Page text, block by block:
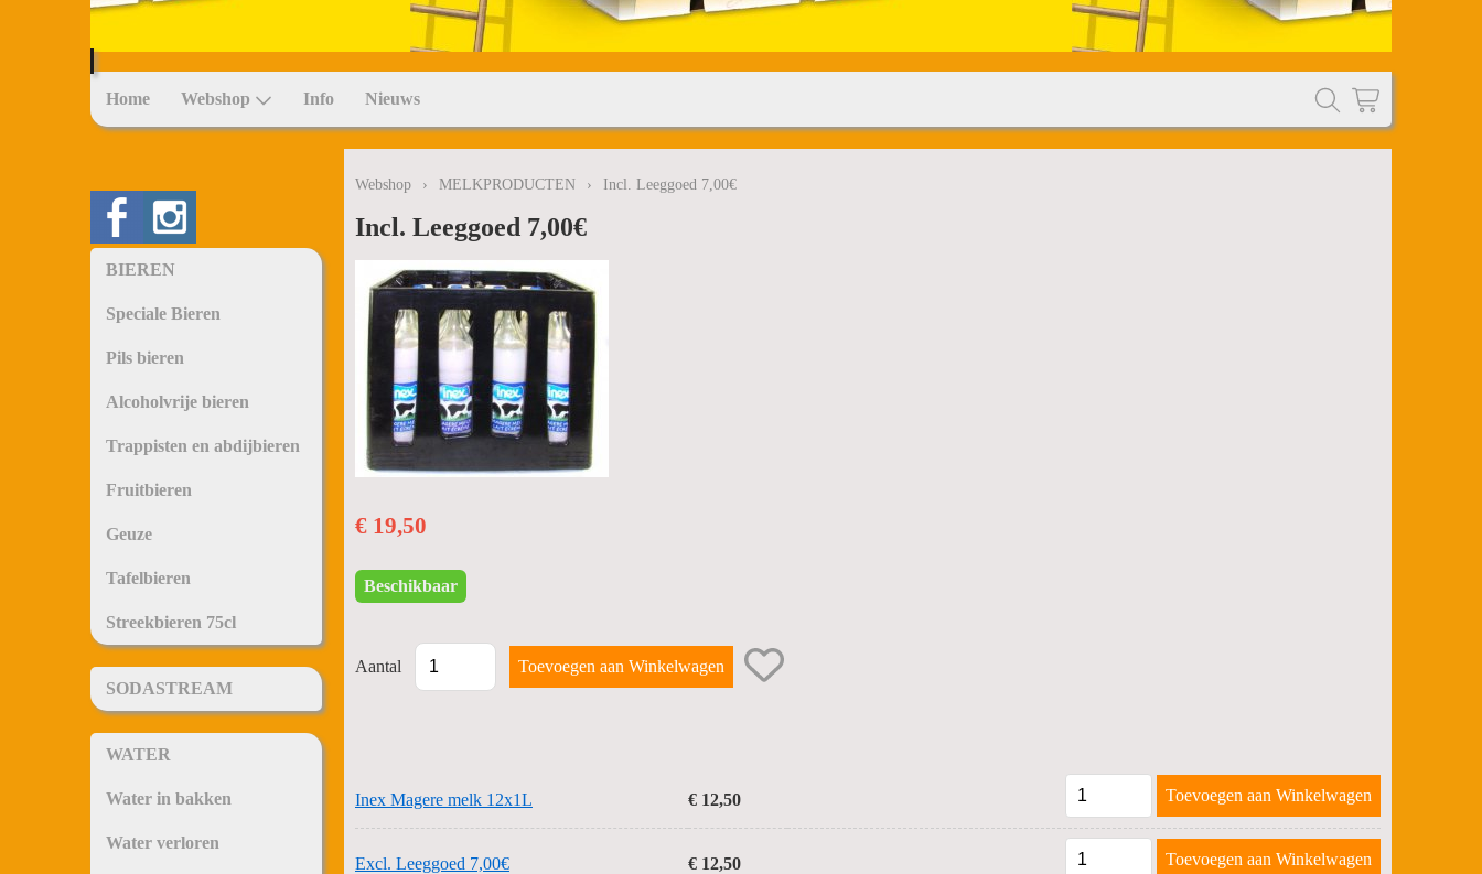
Home Webshop Info Nieuws
BIEREN
Speciale Bieren
Pils bieren
Alcoholvrije bieren
Trappisten en abdijbieren
Fruitbieren
Geuze
Tafelbieren
Streekbieren 75cl
SODASTREAM
WATER
Water in bakken
Water verloren
Webshop › MELKPRODUCTEN › Incl. Leeggoed 7,00€
Incl. Leeggoed 7,00€
€ 19,50
Beschikbaar
Aantal
Inex Magere melk 12x1L € 12,50 Toevoegen aan Winkelwagen
Excl. Leeggoed 7,00€ € 12,50 Toevoegen aan Winkelwagen